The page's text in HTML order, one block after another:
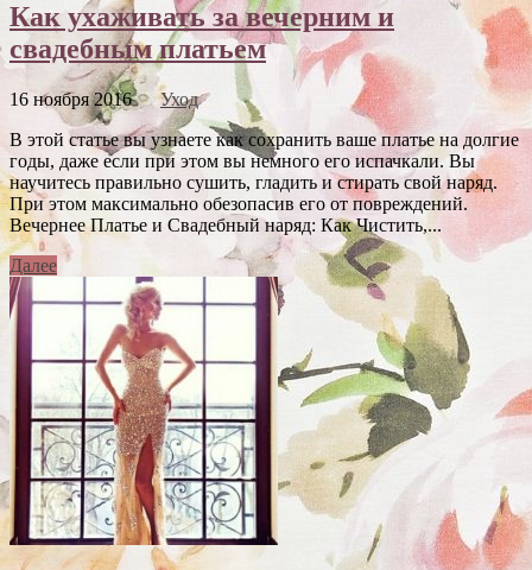
Как ухаживать за вечерним и
свадебным платьем
16 ноября 2016 Уход
В этой статье вы узнаете как сохранить ваше платье на долгие
годы, даже если при этом вы немного его испачкали. Вы
научитесь правильно сушить, гладить и стирать свой наряд.
При этом максимально обезопасив его от повреждений.
Вечернее Платье и Свадебный наряд: Как Чистить,...
Далее